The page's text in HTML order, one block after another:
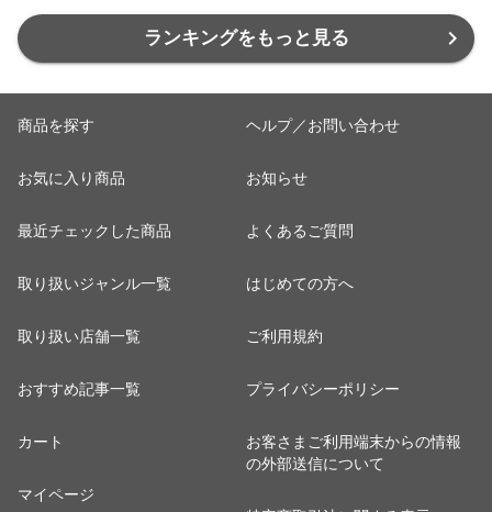
品】 HEG-S-
KAAAA
品]
ランキングをもっと見る
商品を探す
お気に入り商品
最近チェックした商品
取り扱いジャンル一覧
取り扱い店舗一覧
おすすめ記事一覧
カート
マイページ
ヘルプ／お問い合わせ
お知らせ
よくあるご質問
はじめての方へ
ご利用規約
プライバシーポリシー
お客さまご利用端末からの情報
の外部送信について